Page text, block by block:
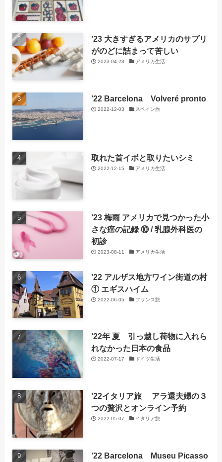
’23 大きすぎるアメリカのサプリ
がのどに詰まって苦しい
2023-04-23 アメリカ生活
’22 Barcelona Volveré pronto
2022-12-03 スペイン旅
取れた首イボと取りたいシミ
2022-12-15 アメリカ生活
’23 梅雨 アメリカで見つかった小
さな癌の記録 ⑩ / 乳腺外科医の
初診
2023-08-11 アメリカ生活
’22 アルザス地方ワイン街道の村
① エギスハイム
2022-06-05 フランス旅
’22年 夏 引っ越し荷物に入れら
れなかった日本の食品
2022-07-17 ドイツ生活
’22イタリア旅 アラ還夫婦の３
つの贅沢とオンライン予約
2022-05-07 イタリア旅
’22 Barcelona Museu Picasso